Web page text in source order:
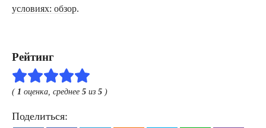
условиях: обзор.
Рейтинг
( 1 оценка, среднее 5 из 5 )
Поделиться: